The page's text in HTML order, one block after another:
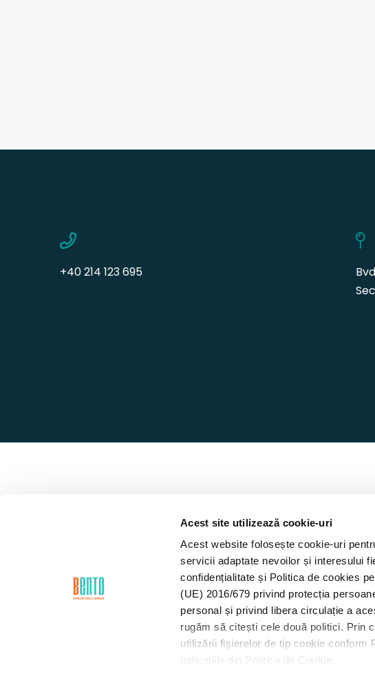
Acest site utilizează cookie-uri
Acest website folosește cookie-uri
servicii adaptate nevoilor și interesului
confidențialitate și Politica de cookies
(UE) 2016/679 privind protecția
personal și privind libera circulație a
rugăm să citești cele două politici. Prin
utilizării fişierelor de tip cookie conform
indicațiile din Politica de Cookie.
+40 214 123 695